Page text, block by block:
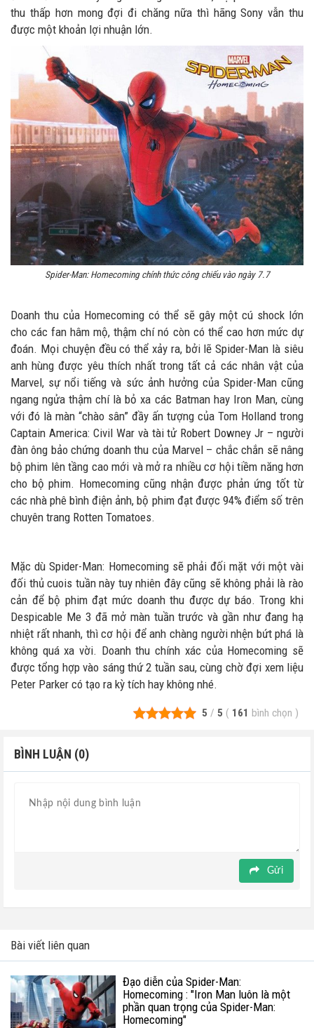
thu thấp hơn mong đợi đi chăng nữa thì hãng Sony vẫn thu
được một khoản lợi nhuận lớn.
Spider-Man: Homecoming chính thức công chiếu vào ngày 7.7
Doanh thu của Homecoming có thể sẽ gây một cú shock lớn
cho các fan hâm mộ, thậm chí nó còn có thể cao hơn mức dự
đoán. Mọi chuyện đều có thể xảy ra, bởi lẽ Spider-Man là siêu
anh hùng được yêu thích nhất trong tất cả các nhân vật của
Marvel, sự nổi tiếng và sức ảnh hưởng của Spider-Man cũng
ngang ngửa thậm chí là bỏ xa các Batman hay Iron Man, cùng
với đó là màn “chào sân” đầy ấn tượng của Tom Holland trong
Captain America: Civil War và tài tử Robert Downey Jr – người
đàn ông bảo chứng doanh thu của Marvel – chắc chắn sẽ nâng
bộ phim lên tầng cao mới và mở ra nhiều cơ hội tiềm năng hơn
cho bộ phim. Homecoming cũng nhận được phản ứng tốt từ
các nhà phê bình điện ảnh, bộ phim đạt được 94% điểm số trên
chuyên trang Rotten Tomatoes.
Mặc dù Spider-Man: Homecoming sẽ phải đối mặt với một vài
đối thủ cuois tuần này tuy nhiên đây cũng sẽ không phải là rào
cản để bộ phim đạt mức doanh thu được dự báo. Trong khi
Despicable Me 3 đã mở màn tuần trước và gần như đang hạ
nhiệt rất nhanh, thì cơ hội để anh chàng người nhện bứt phá là
không quá xa vời. Doanh thu chính xác của Homecoming sẽ
được tổng hợp vào sáng thứ 2 tuần sau, cùng chờ đợi xem liệu
Peter Parker có tạo ra kỳ tích hay không nhé.
5 / 5 ( 161 bình chọn )
BÌNH LUẬN (0)
Gửi
Bài viết liên quan
Đạo diễn của Spider-Man:
Homecoming : "Iron Man luôn là một
phần quan trọng của Spider-Man:
Homecoming"